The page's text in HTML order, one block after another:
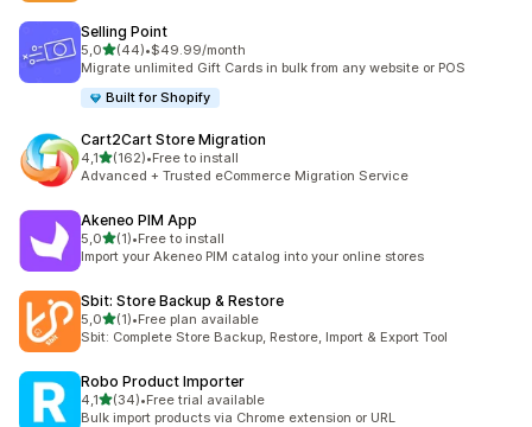
Selling Point
5,0av 5 stjerner
(44)
Totalt 44 omtaler
•$49.99/month
Migrate unlimited Gift Cards in bulk from any website or POS
Built for Shopify
Cart2Cart Store Migration
4,1av 5 stjerner
(162)
Totalt 162 omtaler
•Free to install
Advanced + Trusted eCommerce Migration Service
Akeneo PIM App
5,0av 5 stjerner
(1)
Totalt 1 omtaler
•Free to install
Import your Akeneo PIM catalog into your online stores
Sbit: Store Backup & Restore
5,0av 5 stjerner
(1)
Totalt 1 omtaler
•Free plan available
Sbit: Complete Store Backup, Restore, Import & Export Tool
Robo Product Importer
4,1av 5 stjerner
(34)
Totalt 34 omtaler
•Free trial available
Bulk import products via Chrome extension or URL